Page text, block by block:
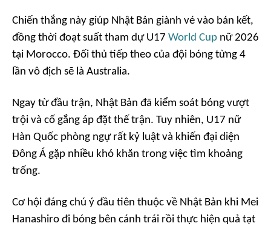
Chiến thắng này giúp Nhật Bản giành vé vào bán kết,
đồng thời đoạt suất tham dự U17 World Cup nữ 2026
tại Morocco. Đối thủ tiếp theo của đội bóng từng 4
lần vô địch sẽ là Australia.
Ngay từ đầu trận, Nhật Bản đã kiểm soát bóng vượt
trội và cố gắng áp đặt thế trận. Tuy nhiên, U17 nữ
Hàn Quốc phòng ngự rất kỷ luật và khiến đại diện
Đông Á gặp nhiều khó khăn trong việc tìm khoảng
trống.
Cơ hội đáng chú ý đầu tiên thuộc về Nhật Bản khi Mei
Hanashiro đi bóng bên cánh trái rồi thực hiện quả tạt